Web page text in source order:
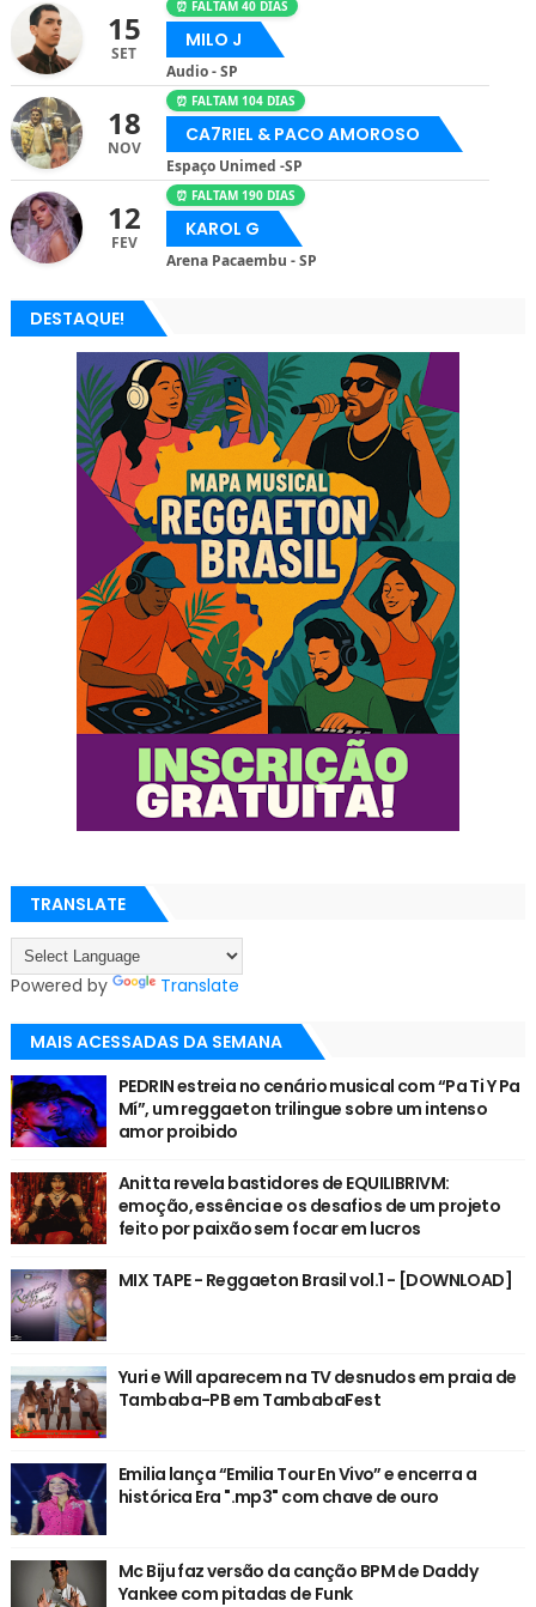
15
SET
⏰ FALTAM 40 DIAS
MILO J
Audio - SP
18
NOV
⏰ FALTAM 104 DIAS
CA7RIEL & PACO AMOROSO
Espaço Unimed -SP
12
FEV
⏰ FALTAM 190 DIAS
KAROL G
Arena Pacaembu - SP
DESTAQUE!
TRANSLATE
Powered by Translate
MAIS ACESSADAS DA SEMANA
PEDRIN estreia no cenário musical com “Pa Ti Y Pa
Mí”, um reggaeton trilingue sobre um intenso
amor proibido
Anitta revela bastidores de EQUILIBRIVM:
emoção, essência e os desafios de um projeto
feito por paixão sem focar em lucros
MIX TAPE - Reggaeton Brasil vol.1 - [DOWNLOAD]
Yuri e Will aparecem na TV desnudos em praia de
Tambaba-PB em TambabaFest
Emilia lança “Emilia Tour En Vivo” e encerra a
histórica Era ".mp3" com chave de ouro
Mc Biju faz versão da canção BPM de Daddy
Yankee com pitadas de Funk